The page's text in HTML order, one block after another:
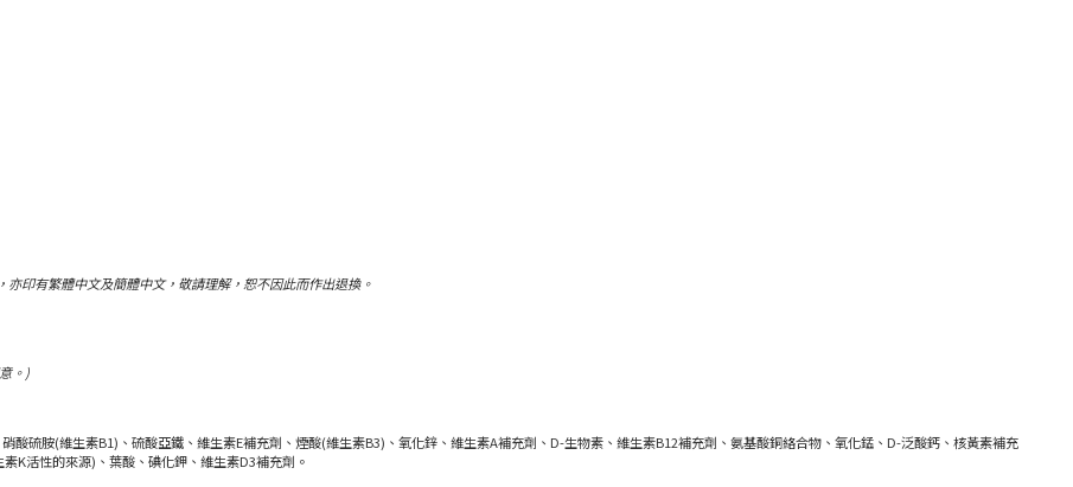
印有繁體中文及簡體中文，敬請理解，恕不因此而作出退換。
。)
酸硫胺(維生素B1)、硫酸亞鐵、維生素E補充劑、煙酸(維生素B3)、氧化鋅、維生素A補充劑、D-生物素、維生素B12補充劑、氨基酸銅絡合物、氧化錳、D-泛酸鈣、核黃素補充
K活性的來源)、葉酸、碘化鉀、維生素D3補充劑。